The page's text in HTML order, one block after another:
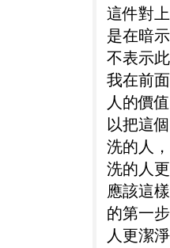
這件對
是在暗
不表示
我在前
人的價
以把這
洗的人
洗的人
應該這
的第一
人更潔